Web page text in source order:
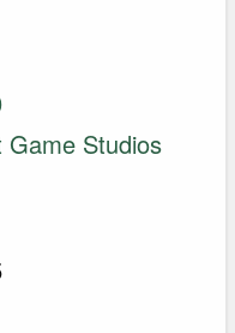
Game Studios